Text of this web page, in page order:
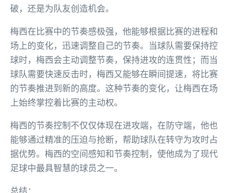
破，还是为队友创造机会。
梅西在比赛中的节奏感极强，他能够根据比赛的进程和
场上的变化，迅速调整自己的节奏。当球队需要保持控
球时，梅西会主动调整节奏，保持进攻的连贯性；而当
球队需要快速反击时，梅西又能够在瞬间提速，将比赛
的节奏推进到新的高度。这种节奏的变化，让梅西在场
上始终掌控着比赛的主动权。
梅西的节奏控制不仅仅体现在进攻端，在防守端，他也
能够通过精准的压迫与抢断，帮助球队在转守为攻时占
据优势。梅西的空间感知和节奏控制，使他成为了现代
足球中最具智慧的球员之一。
总结：